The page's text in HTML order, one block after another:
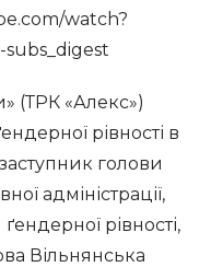
watch?
(ТРК «Алекс»)
рівності в
заступник голови
адміністрації,
рівності,
Вільнянська